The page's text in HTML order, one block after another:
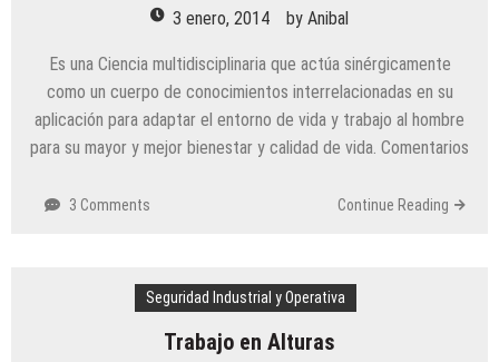
3 enero, 2014 by Anibal
Es una Ciencia multidisciplinaria que actúa sinérgicamente
como un cuerpo de conocimientos interrelacionadas en su
aplicación para adaptar el entorno de vida y trabajo al hombre
para su mayor y mejor bienestar y calidad de vida. Comentarios
3 Comments Continue Reading
Seguridad Industrial y Operativa
Trabajo en Alturas